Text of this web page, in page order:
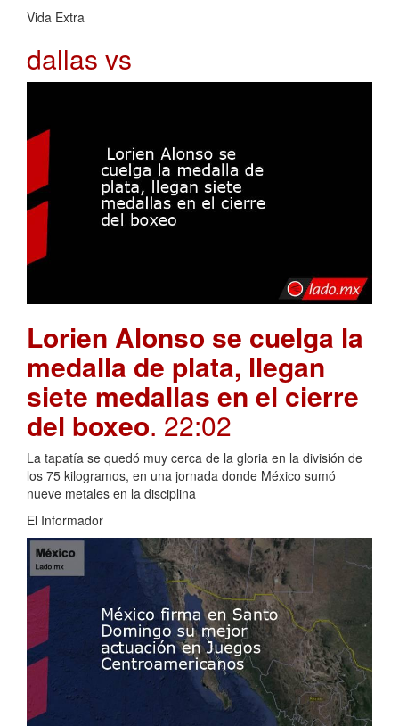
Vida Extra
dallas vs
Lorien Alonso se cuelga la
medalla de plata, llegan
siete medallas en el cierre
del boxeo. 22:02
La tapatía se quedó muy cerca de la gloria en la división de
los 75 kilogramos, en una jornada donde México sumó
nueve metales en la disciplina
El Informador